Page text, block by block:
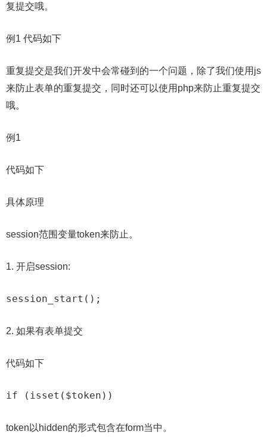
复提交哦。
例1 代码如下
重复提交是我们开发中会常碰到的一个问题，除了我们使用js
来防止表单的重复提交，同时还可以使用php来防止重复提交
哦。
例1
代码如下
具体原理
session范围变量token来防止。
1. 开启session:
session_start();
2. 如果有表单提交
代码如下
if (isset($token))
token以hidden的形式包含在form当中。